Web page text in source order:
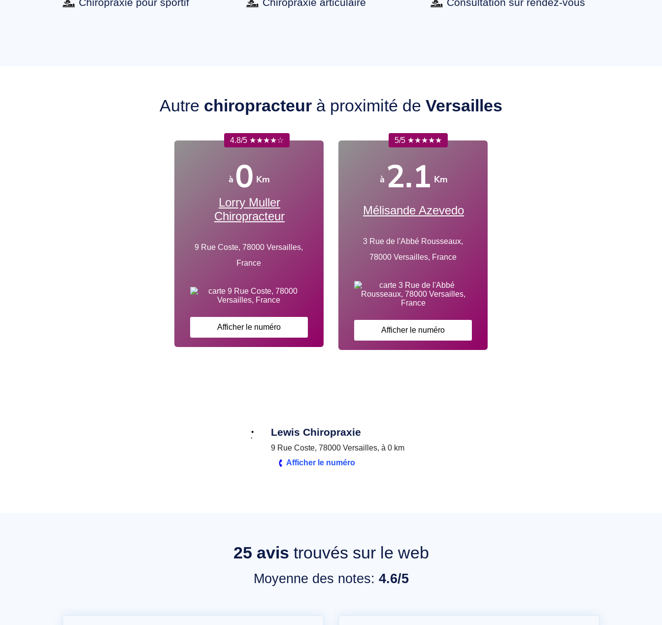
Autre chiropracteur à proximité de Versailles
4.8/5 ★★★★☆
à 0 Km
Lorry Muller
Chiropracteur
9 Rue Coste, 78000 Versailles,
France
Afficher le numéro
5/5 ★★★★★
à 2.1 Km
Mélisande Azevedo
3 Rue de l'Abbé Rousseaux,
78000 Versailles, France
Afficher le numéro
Lewis Chiropraxie
9 Rue Coste, 78000 Versailles, à 0 km
Afficher le numéro
25 avis trouvés sur le web
Moyenne des notes: 4.6/5